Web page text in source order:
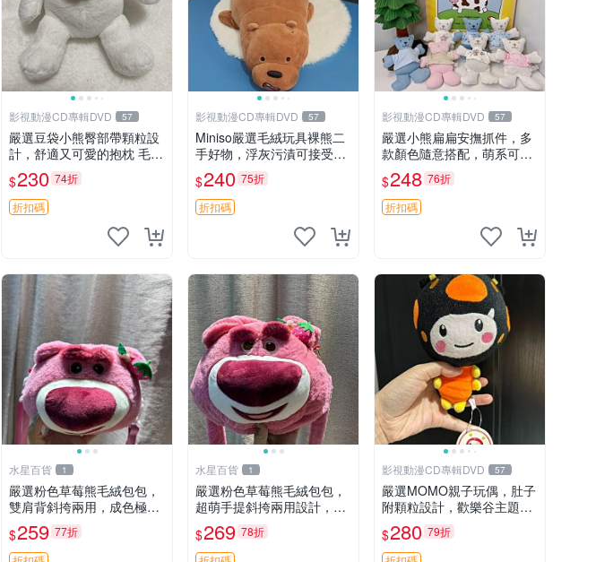
影視動漫CD專輯DVD 57
嚴選豆袋小熊臀部帶顆粒設
計，舒適又可愛的抱枕 毛絨
抱枕、臀部按摩、坐墊
$230 74折
折扣碼
影視動漫CD專輯DVD 57
Miniso嚴選毛絨玩具裸熊二
手好物，浮灰污漬可接受。
請詳閱照片再下單，售出不
退不換。全新品相收藏推
薦。 裸熊 毛絨玩具 收藏
$240 75折
折扣碼
影視動漫CD專輯DVD 57
嚴選小熊扁扁安撫抓件，多
款顏色隨意搭配，萌系可愛
可改掛件 小熊安撫抓件 憶
記 抓繩 孩童掛件
$248 76折
折扣碼
水星百貨 1
嚴選粉色草莓熊毛絨包包，
雙肩背斜挎兩用，成色極佳
精準關鍵詞：草莓熊 包包
毛絨
$259 77折
水星百貨 1
嚴選粉色草莓熊毛絨包包，
超萌手提斜挎兩用設計，成
色上佳容量大 粉紅草莓 毛
絨包 超大容量
$269 78折
影視動漫CD專輯DVD 57
嚴選MOMO親子玩偶，肚子
附顆粒設計，歡樂谷主題，
成色清晰可視頻確認。歡樂
購不停！ 點點玩偶 歡樂谷
肚子帶顆粒
$280 79折